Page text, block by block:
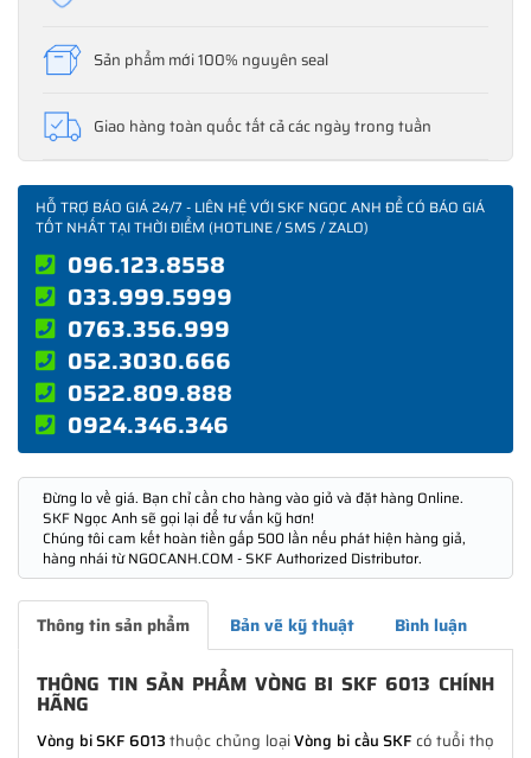
Sản phẩm mới 100% nguyên seal
Giao hàng toàn quốc tất cả các ngày trong tuần
HỖ TRỢ BÁO GIÁ 24/7 - LIÊN HỆ VỚI SKF NGỌC ANH ĐỂ CÓ BÁO GIÁ
TỐT NHẤT TẠI THỜI ĐIỂM (HOTLINE / SMS / ZALO)
096.123.8558
033.999.5999
0763.356.999
052.3030.666
0522.809.888
0924.346.346
Đừng lo về giá. Bạn chỉ cần cho hàng vào giỏ và đặt hàng Online.
SKF Ngọc Anh sẽ gọi lại để tư vấn kỹ hơn!
Chúng tôi cam kết hoàn tiền gấp 500 lần nếu phát hiện hàng giả,
hàng nhái từ NGOCANH.COM - SKF Authorized Distributor.
Thông tin sản phẩm Bản vẽ kỹ thuật Bình luận
THÔNG TIN SẢN PHẨM VÒNG BI SKF 6013 CHÍNH
HÃNG
Vòng bi SKF 6013thuộc chủng loạiVòng bi cầu SKFcó tuổi thọ